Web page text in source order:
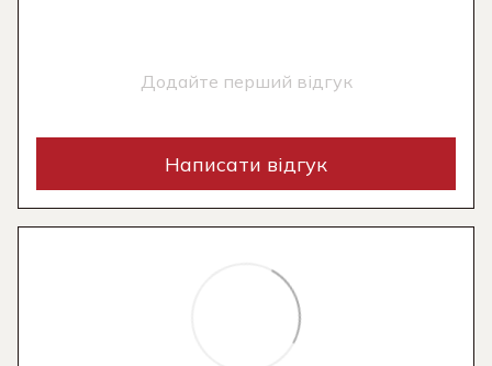
Додайте перший відгук
Написати відгук